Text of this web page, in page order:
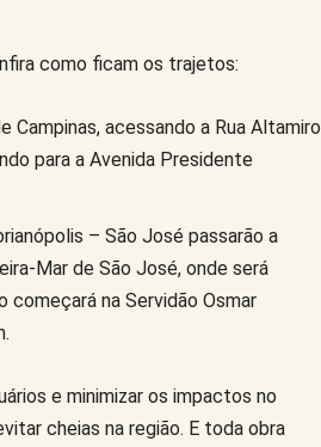
como ficam os trajetos:
Campinas, acessando a Rua Altamiro
para a Avenida Presidente
– São José passarão a
Mar de São José, onde será
começará na Servidão Osmar
e minimizar os impactos no
cheias na região. E toda obra